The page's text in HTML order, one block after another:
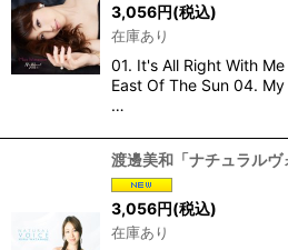
3,056円(税込)
在庫あり
01. It's All Right With
East Of The Sun 04.
…
渡邊美和「ナチュラルヴ
3,056円(税込)
在庫あり